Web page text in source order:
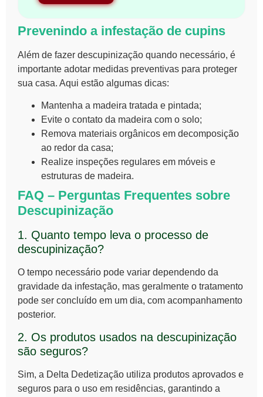
Prevenindo a infestação de cupins
Além de fazer descupinização quando necessário, é
importante adotar medidas preventivas para proteger
sua casa. Aqui estão algumas dicas:
Mantenha a madeira tratada e pintada;
Evite o contato da madeira com o solo;
Remova materiais orgânicos em decomposição
ao redor da casa;
Realize inspeções regulares em móveis e
estruturas de madeira.
FAQ – Perguntas Frequentes sobre
Descupinização
1. Quanto tempo leva o processo de
descupinização?
O tempo necessário pode variar dependendo da
gravidade da infestação, mas geralmente o tratamento
pode ser concluído em um dia, com acompanhamento
posterior.
2. Os produtos usados na descupinização
são seguros?
Sim, a Delta Dedetização utiliza produtos aprovados e
seguros para o uso em residências, garantindo a